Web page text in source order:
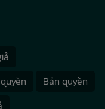
Bản quyền